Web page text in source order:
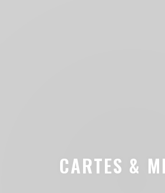
CARTES &